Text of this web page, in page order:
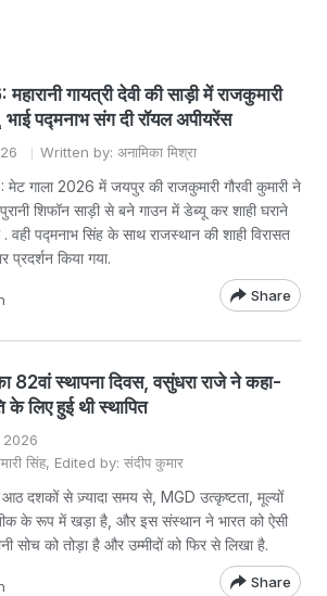
गायत्री देवी की साड़ी में राजकुमारी
भाई पद्मनाभ संग दी रॉयल अपीयरेंस
Written by: अनामिका मिश्रा
गाला 2026 में जयपुर की राजकुमारी गौरवी कुमारी ने
पुरानी शिफॉन साड़ी से बने गाउन में डेब्यू कर शाही घराने
वही पद्मनाभ सिंह के साथ राजस्थान की शाही विरासत
प्रदर्शन किया गया.
Share
82वां स्थापना दिवस, वसुंधरा राजे ने कहा-
के लिए हुई थी स्थापित
सिंह, Edited by: संदीप कुमार
दशकों से ज़्यादा समय से, MGD उत्कृष्टता, मूल्यों
के रूप में खड़ा है, और इस संस्थान ने भारत को ऐसी
सोच को तोड़ा है और उम्मीदों को फिर से लिखा है.
Share